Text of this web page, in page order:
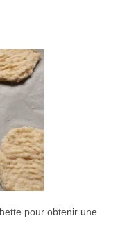
pour obtenir une